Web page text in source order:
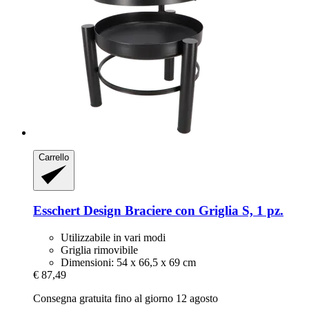
Carrello
Esschert Design Braciere con Griglia S, 1 pz.
Utilizzabile in vari modi
Griglia rimovibile
Dimensioni: 54 x 66,5 x 69 cm
€ 87,49
Consegna gratuita fino al giorno 12 agosto